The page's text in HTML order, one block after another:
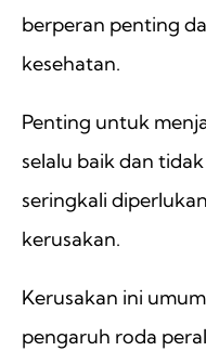
berperan penting
kesehatan.
Penting untuk
selalu baik dan
seringkali
kerusakan.
Kerusakan ini
pengaruh roda